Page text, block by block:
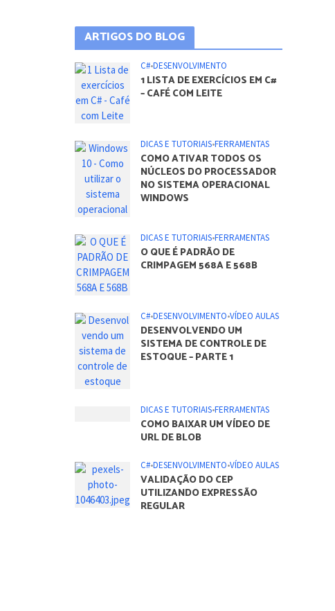
ARTIGOS DO BLOG
C#•DESENVOLVIMENTO
1 LISTA DE EXERCÍCIOS EM C#
– CAFÉ COM LEITE
DICAS E TUTORIAIS•FERRAMENTAS
COMO ATIVAR TODOS OS
NÚCLEOS DO PROCESSADOR
NO SISTEMA OPERACIONAL
WINDOWS
DICAS E TUTORIAIS•FERRAMENTAS
O QUE É PADRÃO DE
CRIMPAGEM 568A E 568B
C#•DESENVOLVIMENTO•VÍDEO AULAS
DESENVOLVENDO UM
SISTEMA DE CONTROLE DE
ESTOQUE – PARTE 1
DICAS E TUTORIAIS•FERRAMENTAS
COMO BAIXAR UM VÍDEO DE
URL DE BLOB
C#•DESENVOLVIMENTO•VÍDEO AULAS
VALIDAÇÃO DO CEP
UTILIZANDO EXPRESSÃO
REGULAR